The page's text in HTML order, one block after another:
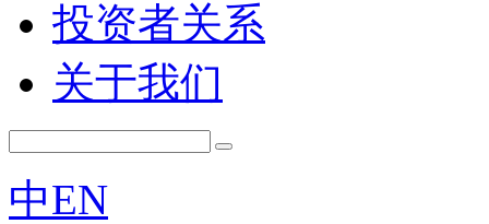
投资者关系
关于我们
中EN